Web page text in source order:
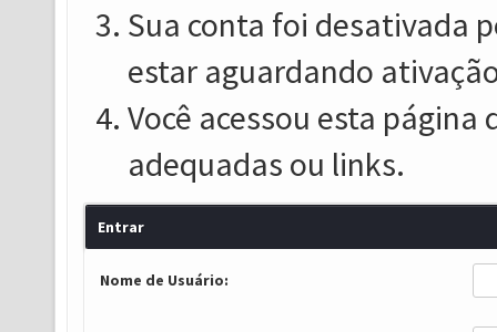
Sua conta foi desativada
estar aguardando
Você acessou esta
adequadas ou links.
Entrar
Nome de Usuário: